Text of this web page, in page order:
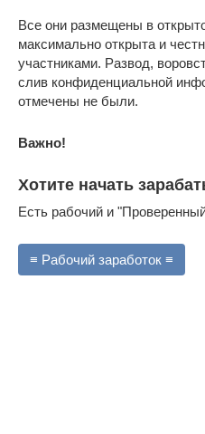
Все они размещены в
максимально открыта и
участниками. Развод,
слив конфиденциальной
отмечены не были.
Важно!
Хотите начать
Есть рабочий и
≡ Рабочий заработок ≡